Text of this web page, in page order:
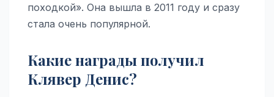
походкой». Она вышла в 2011 году и сразу
стала очень популярной.
Какие награды получил
Клявер Денис?